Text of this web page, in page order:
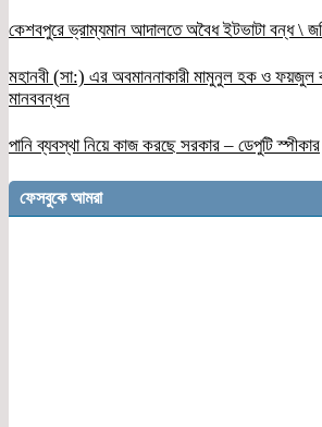
কেশবপুরে ভ্রাম্যমান আদালতে অবৈধ ইটভাটা বন্ধ \
মহানবী (সা:) এর অবমাননাকারী মামুনুল হক ও ফয়জুল
মানববন্ধন
পানি ব্যবস্থা নিয়ে কাজ করছে সরকার – ডেপুটি স্পীকার
ফেসবুকে আমরা